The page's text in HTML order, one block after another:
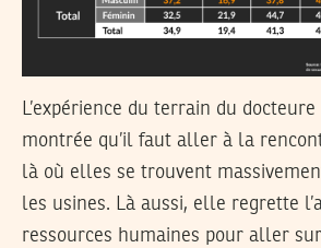
L’expérience du terrain du
montrée qu’il faut aller à la
là où elles se trouvent
les usines. Là aussi, elle regrette
ressources humaines pour aller